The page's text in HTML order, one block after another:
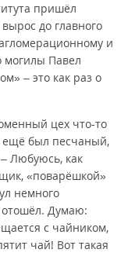
пришёл
до главного
и
могилы Павел
– это как раз о
цех что-то
ещё был песчаный,
Любуюсь, как
«поварёшкой»
немного
отошёл. Думаю:
с чайником,
чай! Вот такая